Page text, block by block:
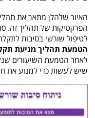
האיור שלהלן מתאר את
הפרקטיקות של תהליך זה.
לטיפול שורשי בסיבות
הטמעת תהליך מניעת
לאחר הטמעת השיעורים
שיש לעשות כדי למנוע את